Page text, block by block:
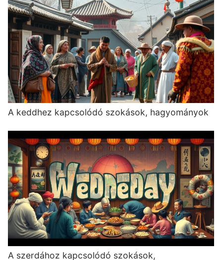
A keddhez kapcsolódó szokások, hagyományok
A szerdához kapcsolódó szokások,